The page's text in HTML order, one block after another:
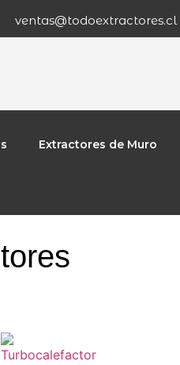
ventas@todoextractores.cl
Extractores de Muro